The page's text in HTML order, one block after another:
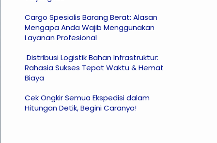
Cargo Spesialis Barang Berat: Alasan
Mengapa Anda Wajib Menggunakan
Layanan Profesional
Distribusi Logistik Bahan Infrastruktur:
Rahasia Sukses Tepat Waktu & Hemat
Biaya
Cek Ongkir Semua Ekspedisi dalam
Hitungan Detik, Begini Caranya!